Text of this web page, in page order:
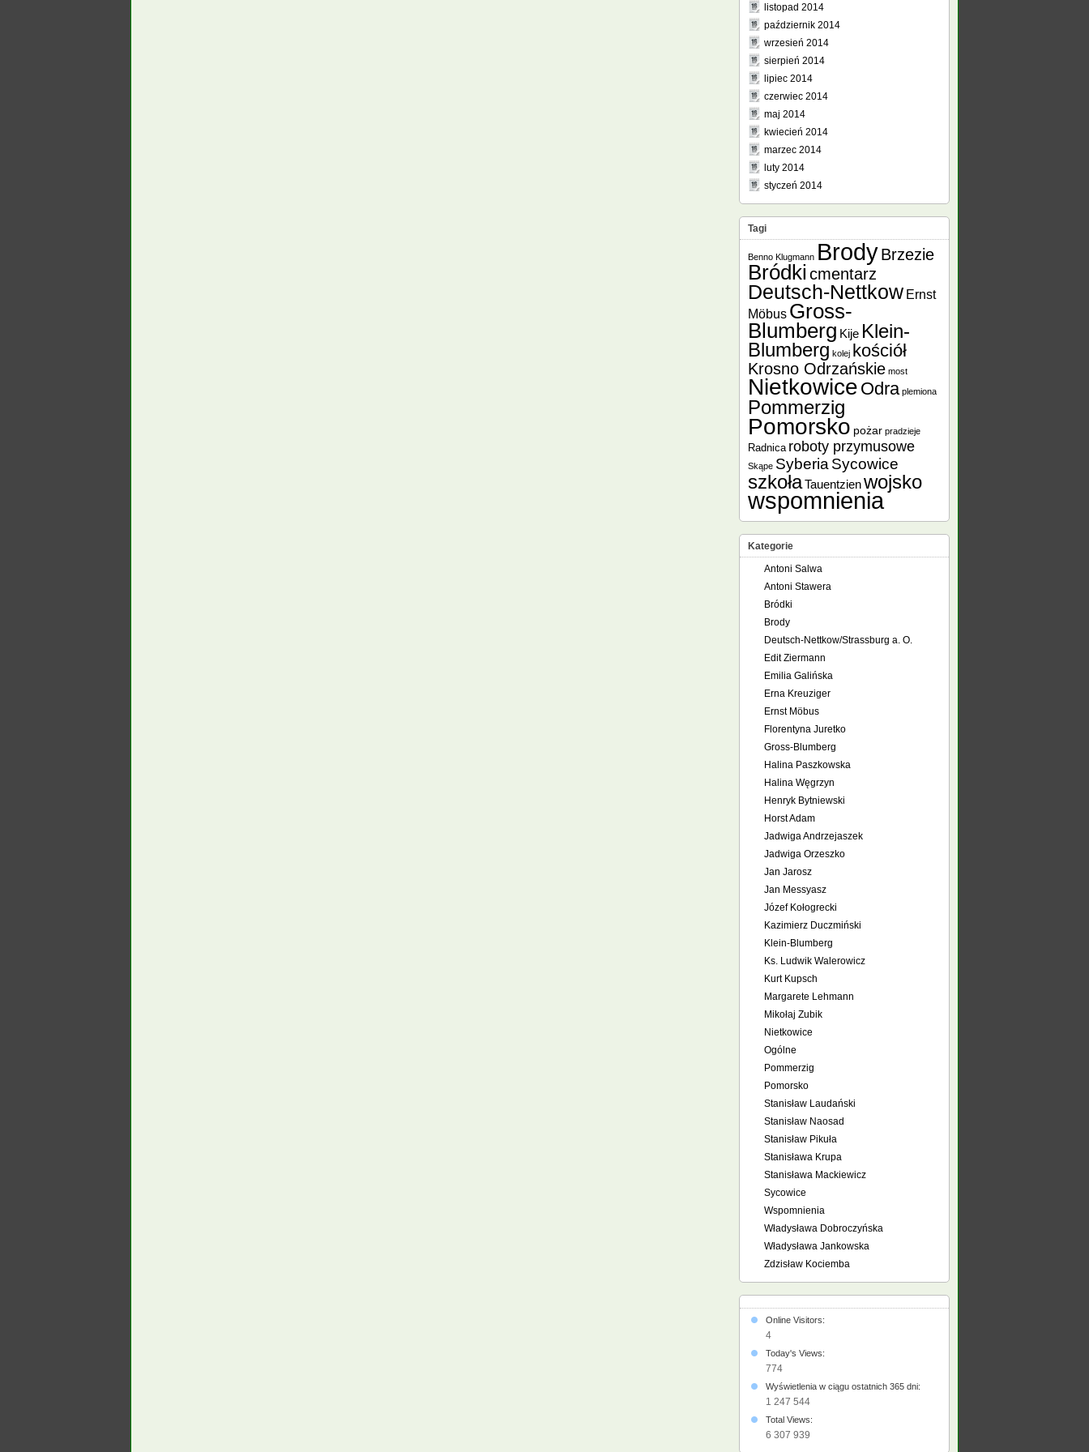
listopad 2014
październik 2014
wrzesień 2014
sierpień 2014
lipiec 2014
czerwiec 2014
maj 2014
kwiecień 2014
marzec 2014
luty 2014
styczeń 2014
Tagi
Benno Klugmann BrodyBrzezie
Bródki cmentarz
Deutsch-Nettkow Ernst
Möbus Gross-
Blumberg Kije Klein-
Blumberg kolej kościół
Krosno Odrzańskie most
Nietkowice Odra plemiona
Pommerzig
Pomorsko pożar pradzieje
Radnica roboty przymusowe
Skąpe Syberia Sycowice
szkołaTauentzienwojsko
wspomnienia
Kategorie
Antoni Salwa
Antoni Stawera
Bródki
Brody
Deutsch-Nettkow/Strassburg a. O.
Edit Ziermann
Emilia Galińska
Erna Kreuziger
Ernst Möbus
Florentyna Juretko
Gross-Blumberg
Halina Paszkowska
Halina Węgrzyn
Henryk Bytniewski
Horst Adam
Jadwiga Andrzejaszek
Jadwiga Orzeszko
Jan Jarosz
Jan Messyasz
Józef Kołogrecki
Kazimierz Duczmiński
Klein-Blumberg
Ks. Ludwik Walerowicz
Kurt Kupsch
Margarete Lehmann
Mikołaj Zubik
Nietkowice
Ogólne
Pommerzig
Pomorsko
Stanisław Laudański
Stanisław Naosad
Stanisław Pikuła
Stanisława Krupa
Stanisława Mackiewicz
Sycowice
Wspomnienia
Władysława Dobroczyńska
Władysława Jankowska
Zdzisław Kociemba
Online Visitors:
4
Today's Views:
774
Wyświetlenia w ciągu ostatnich 365 dni:
1 247 544
Total Views:
6 307 939